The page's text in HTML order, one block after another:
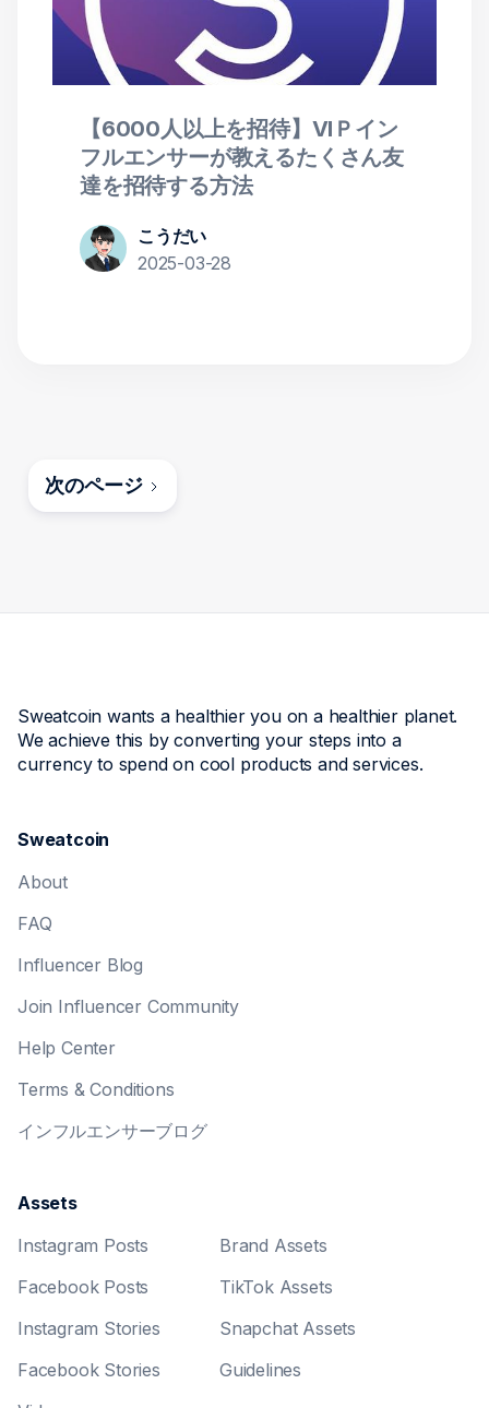
【6000人以上を招待】VIＰイン
フルエンサーが教えるたくさん友
達を招待する方法
こうだい
2025-03-28
次のページ
Sweatcoin wants a healthier you on a healthier planet.
We achieve this by converting your steps into a
currency to spend on cool products and services.
Sweatcoin
About
FAQ
Influencer Blog
Join Influencer Community
Help Center
Terms & Conditions
インフルエンサーブログ
Assets
Instagram Posts
Facebook Posts
Instagram Stories
Facebook Stories
Brand Assets
TikTok Assets
Snapchat Assets
Guidelines